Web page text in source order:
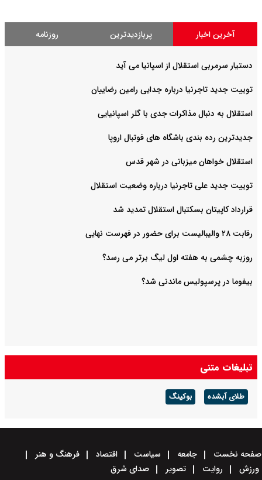
آخرین اخبار پربازدیدترین روزنامه
دستیار سرمربی استقلال از اسپانیا می آید
توییت جدید تاجرنیا درباره جدایی رامین رضاییان
استقلال به دنبال مذاکرات جدی با گلر اسپانیایی
جدیدترین رده بندی باشگاه های فوتبال اروپا
استقلال خواهان میزبانی در شهر قدس
توییت جدید علی تاجرنیا درباره وضعیت استقلال
قرارداد کاپیتان بسکتبال استقلال تمدید شد
رقابت ۲۸ والیبالیست برای حضور در فهرست نهایی
روزبه چشمی به هفته اول لیگ برتر می رسد؟
بیفوما در پرسپولیس ماندنی شد؟
تبلیغات متنی
طلای آبشده بوکینگ
صفحه نخست جامعه سیاست اقتصاد
فرهنگ و هنر
ورزش
روایت تصویر صدای شرق